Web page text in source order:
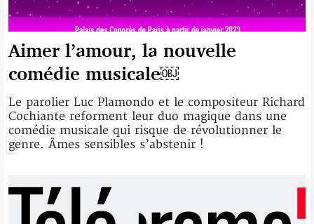
Aimer l’amour, la nouvelle
comédie musicale￼
Le parolier Luc Plamondo et le compositeur Richard
Cochiante reforment leur duo magique dans une
comédie musicale qui risque de révolutionner le
genre. Âmes sensibles s’abstenir !